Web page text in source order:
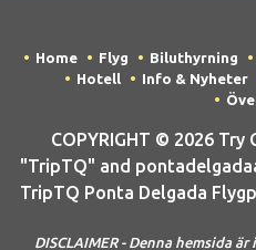
Home Flyg Biluthyrning
Hotell
Info & Nyheter
COPYRIGHT © 2026
"TripTQ" and
TripTQ Ponta Delgada
DISCLAIMER - Denna hemsida